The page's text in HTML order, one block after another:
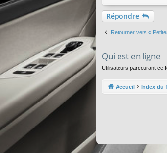
Répondre
Retourner vers «
Qui est en ligne
Utilisateurs parcourant ce
Accueil Index du